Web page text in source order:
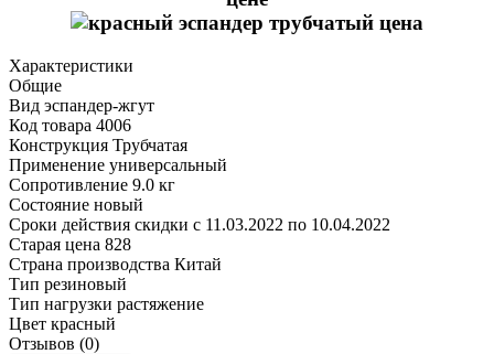
Характеристики
Общие
Вид эспандер-жгут
Код товара 4006
Конструкция Трубчатая
Применение универсальный
Сопротивление 9.0 кг
Состояние новый
Сроки действия скидки с 11.03.2022 по 10.04.2022
Старая цена 828
Страна производства Китай
Тип резиновый
Тип нагрузки растяжение
Цвет красный
Отзывов (0)